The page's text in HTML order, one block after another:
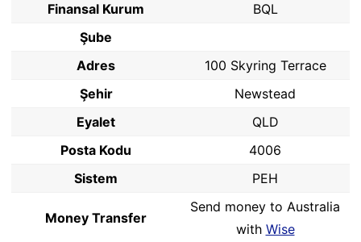
Finansal Kurum
BQL
Şube
Adres
100 Skyring Terrace
Şehir
Newstead
Eyalet
QLD
Posta Kodu
4006
Sistem
PEH
Money Transfer
Send money to Australia
with Wise